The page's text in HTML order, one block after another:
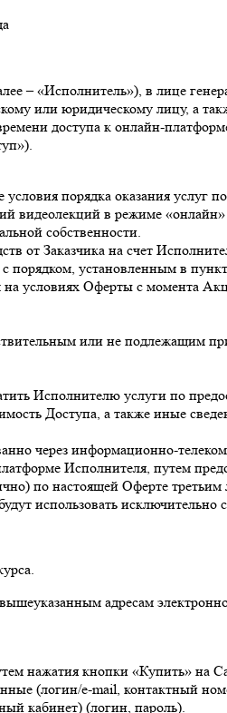
– «Исполнитель»), в лице
или юридическому лицу, а
доступа к онлайн-
порядка оказания услуг
видеолекций в режиме
собственности.
от Заказчика на счет
с порядком, установленным в
условиях Оферты с момента
или не подлежащим
Исполнителю услуги по
Доступа, а также иные
через информационно-
Исполнителя, путем
по настоящей Оферте третьим
использовать
адресам
нажатия кнопки «Купить» на
(логин/e-mail, контактный
кабинет) (логин, пароль).